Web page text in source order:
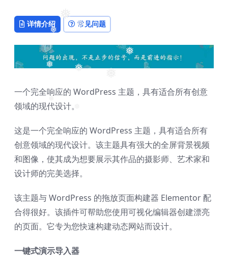
❅
❅
❅
❅
❅
❅
❅
❅
详情介绍 常见问题
一个完全响应的 WordPress 主题，具有适合所有创意
领域的现代设计。
这是一个完全响应的 WordPress 主题，具有适合所有
创意领域的现代设计。该主题具有强大的全屏背景视频
和图像，使其成为想要展示其作品的摄影师、艺术家和
设计师的完美选择。
该主题与 WordPress 的拖放页面构建器 Elementor 配
合得很好。该插件可帮助您使用可视化编辑器创建漂亮
的页面。它专为您快速构建动态网站而设计。
一键式演示导入器